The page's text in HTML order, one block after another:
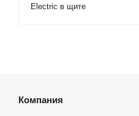
Electric в щите
Компания